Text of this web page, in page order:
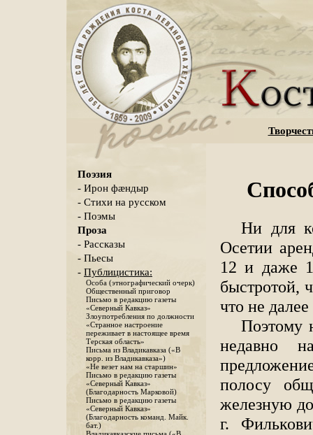
Поэзия
- Ирон фæндыр
- Стихи на русском
- Поэмы
Проза
- Рассказы
- Пьесы
- Публицистика:
Особа (этнографический очерк)
Общественный приговор
Письмо в редакцию газеты
«Северный Кавказ»
Злоупотребления по должности
«Странное настроение
переживает в настоящее время
Терская область»
Письма из Владикавказа («В
корр. из Владикавказа»)
«Не везет нам на старшин»
Письмо в редакцию газеты
«Северный Кавказ»
(Благодарность Марковой)
Письмо в редакцию газеты
«Северный Кавказ»
(Благодарность команд. Майк.
бат.)
Ни для
Осетии
12 и даже
быстротой,
что не
Поэтому
недавно
полосу
железную
г.